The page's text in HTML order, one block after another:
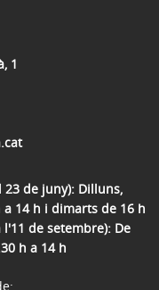
1
de juny): Dilluns,
14 h i dimarts de 16 h
de setembre): De
h a 14 h